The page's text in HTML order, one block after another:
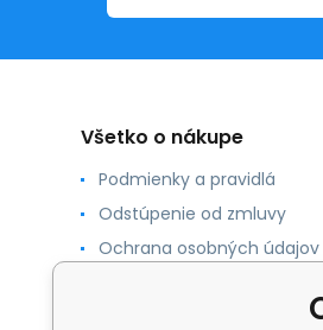
Všetko o nákupe
Podmienky a pravidlá
Odstúpenie od zmluvy
Ochrana osobných údajov